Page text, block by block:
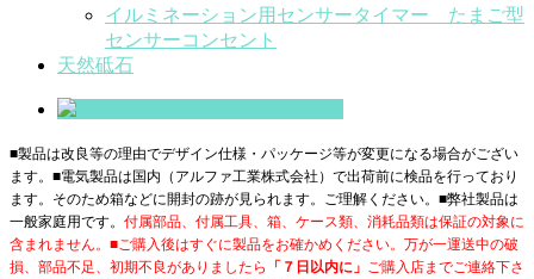
イルミネーション用センサータイマー たまご型
センサーコンセント
天然砥石
■製品は改良等の理由でデザイン仕様・パッケージ等が変更になる場合がござい
ます。■電気製品は国内（アルファ工業株式会社）で出荷前に検品を行っており
ます。そのため箱などに開封の跡が見られます。ご理解ください。■弊社製品は
一般家庭用です。 付属部品、付属工具、箱、ケース類、消耗品類は保証の対象に
含まれません。■ご購入後はすぐに製品をお確かめください。万が一運送中の破
損、部品不足、初期不良がありましたら
「７日以内に」 ご購入店までご連絡下さ